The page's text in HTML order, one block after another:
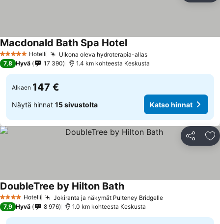
5 Tähtiluokitus
Hotelli Ulkona oleva hydroterapia-allas
Macdonald Bath Spa Hotel
7,8 Hyvä 17 390 1.4 km kohteesta Keskusta
Alkaen 147 €
Näytä hinnat 15 sivustolta Katso hinnat
Jaa
4 Tähtiluokitus
Hotelli Jokiranta ja näkymät Pulteney Bridgelle
DoubleTree by Hilton Bath
7,9 Hyvä 8 976 1.0 km kohteesta Keskusta